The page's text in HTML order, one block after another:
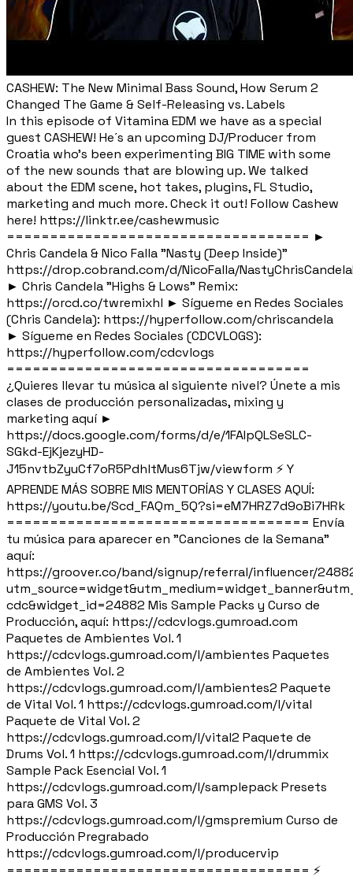
CASHEW: The New Minimal Bass Sound, How Serum 2
Changed The Game & Self-Releasing vs. Labels
In this episode of Vitamina EDM we have as a special
guest CASHEW! He´s an upcoming DJ/Producer from
Croatia who's been experimenting BIG TIME with some
of the new sounds that are blowing up. We talked
about the EDM scene, hot takes, plugins, FL Studio,
marketing and much more. Check it out! Follow Cashew
here! https://linktr.ee/cashewmusic
=================================== ►
Chris Candela & Nico Falla "Nasty (Deep Inside)"
https://drop.cobrand.com/d/NicoFalla/
► Chris Candela "Highs & Lows" Remix:
https://orcd.co/twremixhl ► Sígueme en Redes Sociales
(Chris Candela): https://hyperfollow.com/chriscandela
► Sígueme en Redes Sociales (CDCVLOGS):
https://hyperfollow.com/cdcvlogs
===================================
¿Quieres llevar tu música al siguiente nivel? Únete a mis
clases de producción personalizadas, mixing y
marketing aquí ►
https://docs.google.com/forms/d/e/1FAIpQLSeSLC-
SGkd-EjKjezyHD-
J15nvtbZyuCf7oR5PdhltMus6Tjw/viewform ⚡ Y
APRENDE MÁS SOBRE MIS MENTORÍAS Y CLASES AQUÍ:
https://youtu.be/Scd_FAQm_5Q?si=eM7HRZ7d9oBi7HRk
=================================== Envía
tu música para aparecer en "Canciones de la Semana"
aquí:
https://groover.co/band/signup/referral/influencer/
cdc&widget_id=24882 Mis Sample Packs y Curso de
Producción, aquí: https://cdcvlogs.gumroad.com
Paquetes de Ambientes Vol. 1
https://cdcvlogs.gumroad.com/l/ambientes Paquetes
de Ambientes Vol. 2
https://cdcvlogs.gumroad.com/l/ambientes2 Paquete
de Vital Vol. 1 https://cdcvlogs.gumroad.com/l/vital
Paquete de Vital Vol. 2
https://cdcvlogs.gumroad.com/l/vital2 Paquete de
Drums Vol. 1 https://cdcvlogs.gumroad.com/l/drummix
Sample Pack Esencial Vol. 1
https://cdcvlogs.gumroad.com/l/samplepack Presets
para GMS Vol. 3
https://cdcvlogs.gumroad.com/l/gmspremium Curso de
Producción Pregrabado
https://cdcvlogs.gumroad.com/l/producervip
=================================== ⚡